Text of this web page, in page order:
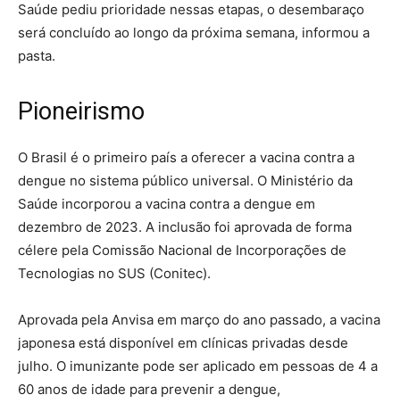
Saúde pediu prioridade nessas etapas, o desembaraço
será concluído ao longo da próxima semana, informou a
pasta.
Pioneirismo
O Brasil é o primeiro país a oferecer a vacina contra a
dengue no sistema público universal. O Ministério da
Saúde incorporou a vacina contra a dengue em
dezembro de 2023. A inclusão foi aprovada de forma
célere pela Comissão Nacional de Incorporações de
Tecnologias no SUS (Conitec).
Aprovada pela Anvisa em março do ano passado, a vacina
japonesa está disponível em clínicas privadas desde
julho. O imunizante pode ser aplicado em pessoas de 4 a
60 anos de idade para prevenir a dengue,